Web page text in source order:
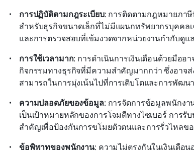
การปฏิบัติตามกฎระเบียบ: การติดตามกฎหมายภาษี
สำหรับธุรกิจขนาดเล็กที่ไม่มีแผนกทรัพยากรบุคคล
และการตรวจสอบที่เข้มงวดจากหน่วยงานกำกับดูแล
การใช้เวลามาก: การดำเนินการเงินเดือนด้วยมืออ
กิจกรรมทางธุรกิจที่มีความสำคัญมากกว่า ซึ่งอาจ
สามารถในการมุ่งเน้นไปที่การเติบโตและการพัฒน
ความปลอดภัยของข้อมูล: การจัดการข้อมูลพนักงา
เป็นเป้าหมายหลักของการโจมตีทางไซเบอร์ การ
สำคัญเพื่อป้องกันการขโมยตัวตนและการรั่วไหลข
ข้อพิพาทของพนักงาน: ความไม่ตรงกันในเงินเดือ